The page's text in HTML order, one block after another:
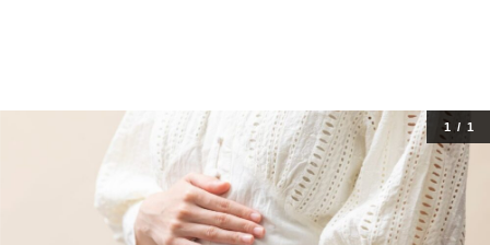
1/ 1